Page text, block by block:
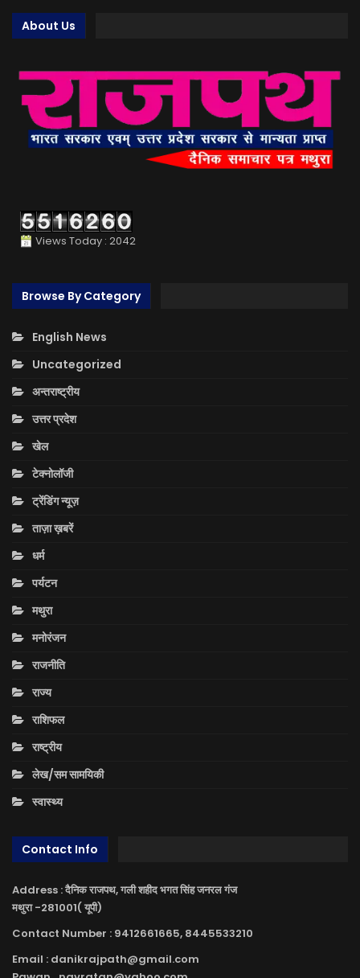
About Us
Views Today : 2042
Browse By Category
English News
Uncategorized
अन्तराष्ट्रीय
उत्तर प्रदेश
खेल
टेक्नोलॉजी
ट्रेंडिंग न्यूज़
ताज़ा ख़बरें
धर्म
पर्यटन
मथुरा
मनोरंजन
राजनीति
राज्य
राशिफल
राष्ट्रीय
लेख/सम सामयिकी
स्वास्थ्य
Contact Info
Address : दैनिक राजपथ, गली शहीद भगत सिंह जनरल गंज
मथुरा -281001( यूपी)
Contact Number : 9412661665, 8445533210
Email : danikrajpath@gmail.com